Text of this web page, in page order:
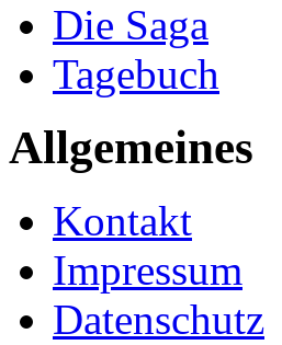
Die Saga
Tagebuch
Allgemeines
Kontakt
Impressum
Datenschutz